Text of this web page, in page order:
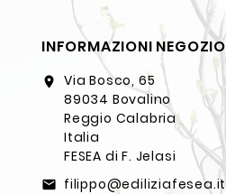
INFORMAZIONI NEGOZIO
location_on
Via Bosco, 65
89034 Bovalino
Reggio Calabria
Italia
FESEA di F. Jelasi
email filippo@ediliziafesea.it